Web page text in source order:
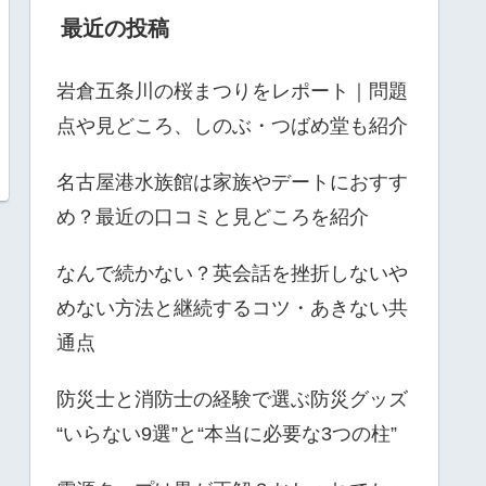
最近の投稿
岩倉五条川の桜まつりをレポート｜問題
点や見どころ、しのぶ・つばめ堂も紹介
名古屋港水族館は家族やデートにおすす
め？最近の口コミと見どころを紹介
なんで続かない？英会話を挫折しないや
めない方法と継続するコツ・あきない共
通点
防災士と消防士の経験で選ぶ防災グッズ
“いらない9選”と“本当に必要な3つの柱”